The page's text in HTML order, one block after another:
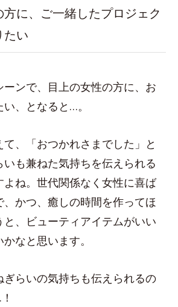
に、ご一緒したプロジェク
たい
ーンで、目上の女性の方に、お
、となると…。
て、「おつかれさまでした」と
いも兼ねた気持ちを伝えられる
よね。世代関係なく女性に喜ば
、かつ、癒しの時間を作ってほ
と、ビューティアイテムがいい
なと思います。
ぎらいの気持ちも伝えられるの